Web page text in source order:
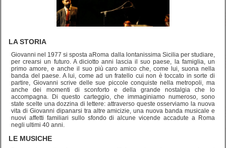
LA STORIA
Giovanni nel 1977 si sposta aRoma dalla lontanissima Sicilia per studiare,
per crearsi un futuro. A diciotto anni lascia il suo paese, la famiglia, un
primo amore, e anche il suo più caro amico che, come lui, suona nella
banda del paese. A lui, come ad un fratello cui non è toccato in sorte di
partire, Giovanni scrive delle sue piccole conquiste nella metropoli, ma
anche dei momenti di sconforto e della grande nostalgia che lo
accompagna. Di questo carteggio, che immaginiamo numeroso, sono
state scelte una dozzina di lettere: attraverso queste osserviamo la nuova
vita di Giovanni dipanarsi tra altre amicizie, una nuova banda musicale e
nuovi affetti familiari sullo sfondo di alcune vicende accadute a Roma
negli ultimi 40 anni.
LE MUSICHE